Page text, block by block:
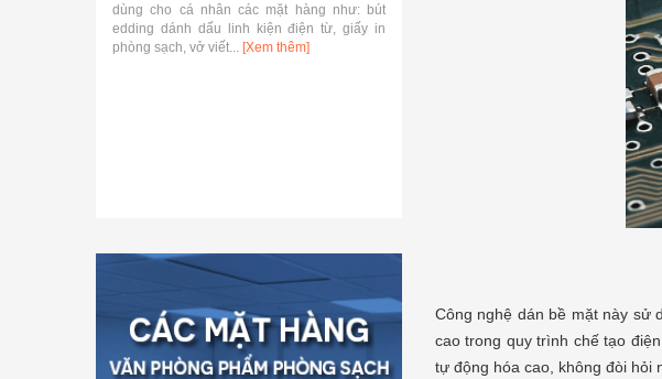
dùng cho cá nhân các mặt hàng như: bút
edding dánh dấu linh kiện điện từ, giấy in
phòng sạch, vở viết...
[Xem thêm]
Quần áo phòng sạch chống
điện có công dụng như thế
Hiện nay quần áo phòng sạch được
một trong những sản phẩm đang
chuộng nhất hiện nay. Nói đến
phòng sạch chắc hẳn sẽ có nhiều
[Xem thêm]
Công nghệ dán bề mặt này sử
cao trong quy trình chế tạo
tự động hóa cao, không đòi hỏi